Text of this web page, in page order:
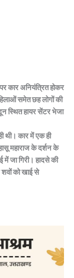
कार अनियंत्रित होकर
समेत छह लोगों की
स्थित हायर सेंटर भेजा
थी। कार में एक ही
महाराज के दर्शन के
जा गिरी। हादसे की
को खाई से